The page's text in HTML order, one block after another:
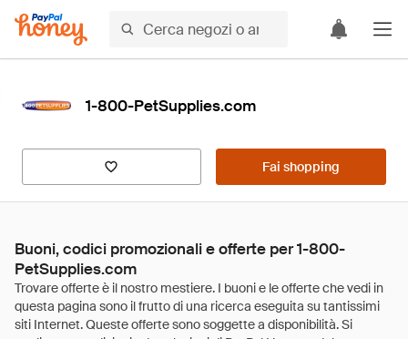
1-800-PetSupplies.com
Fai shopping
Buoni, codici promozionali e offerte per 1-800-
PetSupplies.com